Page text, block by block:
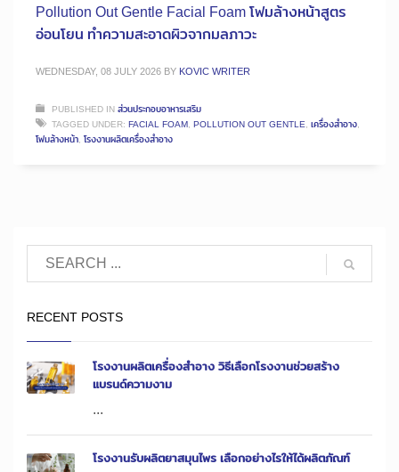
Pollution Out Gentle Facial Foam โฟมล้างหน้าสูตร
อ่อนโยน ทำความสะอาดผิวจากมลภาวะ
WEDNESDAY, 08 JULY 2026 BY KOVIC WRITER
PUBLISHED INส่วนประกอบอาหารเสริม
TAGGED UNDER: FACIAL FOAM, POLLUTION OUT GENTLE, เครื่องสำอาง,
โฟมล้างหน้า, โรงงานผลิตเครื่องสำอาง
RECENT POSTS
โรงงานผลิตเครื่องสำอาง วิธีเลือกโรงงานช่วยสร้าง
แบรนด์ความงาม
...
โรงงานรับผลิตยาสมุนไพร เลือกอย่างไรให้ได้ผลิตภัณฑ์